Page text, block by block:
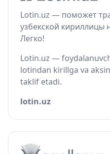
Lotin.uz — поможет
узбекской кириллицы
Легко!
Lotin.uz —
lotindan kirillga va
taklif etadi.
lotin.uz